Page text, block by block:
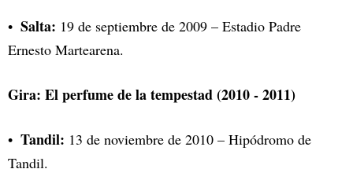
Salta: 19 de septiembre de 2009 – Estadio Padre
Ernesto Martearena.
Gira: El perfume de la tempestad (2010 - 2011)
Tandil: 13 de noviembre de 2010 – Hipódromo de
Tandil.